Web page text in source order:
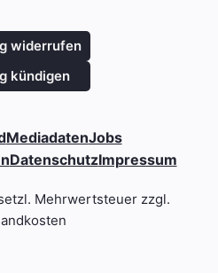
MediadatenJobs
DatenschutzImpressum
widerrufen
kündigen
Mehrwertsteuer zzgl.